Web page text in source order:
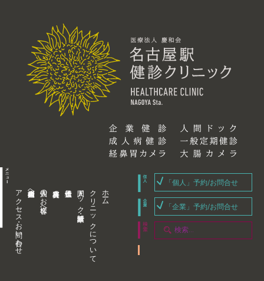
アクセス・お問い合わせ 企業内担当者様へ 個人のお客様へ 人間ドック・健康診断 クリニックについて ホーム
「個人」予約/お問合せ
「企業」予約/お問合せ